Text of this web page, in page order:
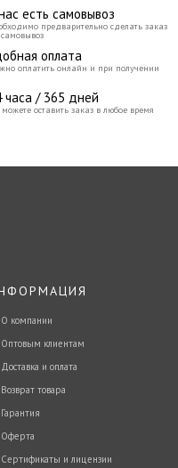
есть самовывоз
предварительно сделать заказ
оплата
оплатить онлайн и при получении
часа / 365 дней
оставить заказ в любое время
О компании
Оптовым клиентам
Доставка и оплата
Возврат товара
Гарантия
Оферта
Сертификаты и лицензии